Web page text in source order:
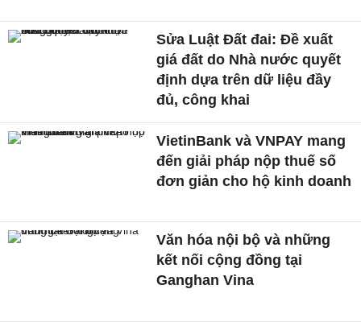
Sửa Luật Đất đai: Đề xuất
giá đất do Nhà nước quyết
định dựa trên dữ liệu đầy
đủ, công khai
VietinBank và VNPAY mang
đến giải pháp nộp thuế số
đơn giản cho hộ kinh doanh
Văn hóa nội bộ và những
kết nối cộng đồng tại
Ganghan Vina